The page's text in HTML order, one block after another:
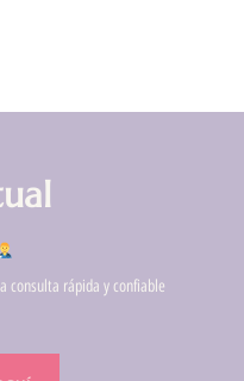
consulta rápida y confiable